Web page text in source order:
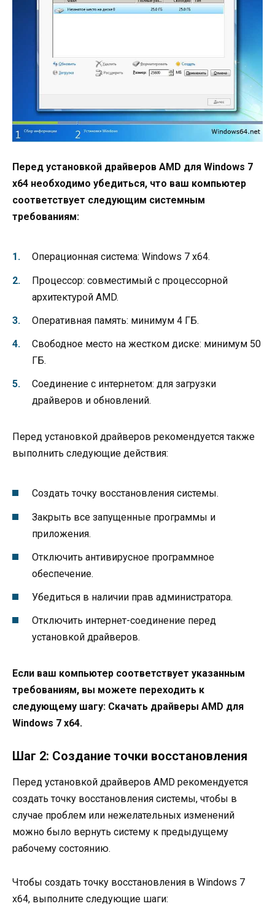
Перед установкой драйверов AMD для Windows 7
x64 необходимо убедиться, что ваш компьютер
соответствует следующим системным
требованиям:
Операционная система: Windows 7 x64.
Процессор: совместимый с процессорной
архитектурой AMD.
Оперативная память: минимум 4 ГБ.
Свободное место на жестком диске: минимум 50
ГБ.
Соединение с интернетом: для загрузки
драйверов и обновлений.
Перед установкой драйверов рекомендуется также
выполнить следующие действия:
Создать точку восстановления системы.
Закрыть все запущенные программы и
приложения.
Отключить антивирусное программное
обеспечение.
Убедиться в наличии прав администратора.
Отключить интернет-соединение перед
установкой драйверов.
Если ваш компьютер соответствует указанным
требованиям, вы можете переходить к
следующему шагу: Скачать драйверы AMD для
Windows 7 x64.
Шаг 2: Создание точки восстановления
Перед установкой драйверов AMD рекомендуется
создать точку восстановления системы, чтобы в
случае проблем или нежелательных изменений
можно было вернуть систему к предыдущему
рабочему состоянию.
Чтобы создать точку восстановления в Windows 7
x64, выполните следующие шаги: